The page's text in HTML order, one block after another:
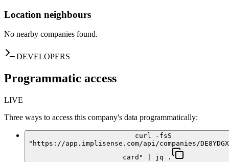
Location neighbours
No nearby companies found.
DEVELOPERS
Programmatic access
LIVE
Three ways to access this company's data programmatically:
curl -fsS
"https://app.implisense.com/api/companies/
card" | jq .